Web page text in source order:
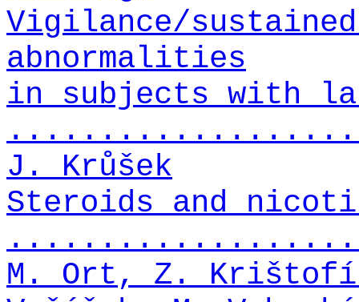
Vigilance/
abnormalities
in subjects with
J. Krůšek
Steroids and
M. Ort, Z.